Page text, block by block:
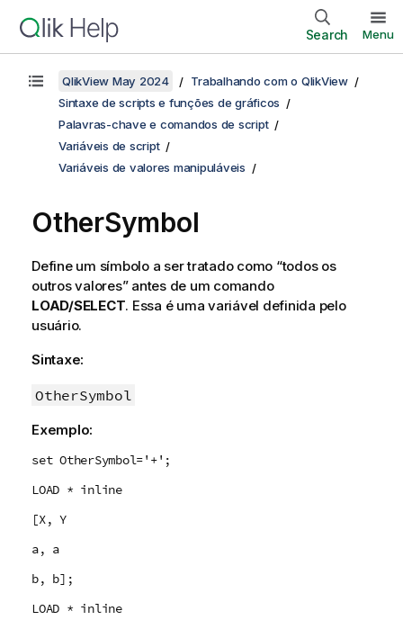
Search Menu
QlikView May 2024
Trabalhando com o QlikView
Sintaxe de scripts e funções de gráficos
Palavras-chave e comandos de script
Variáveis de script
Variáveis de valores manipuláveis
OtherSymbol
Define um símbolo a ser tratado como “todos os
outros valores” antes de um comando
LOAD/SELECT. Essa é uma variável definida pelo
usuário.
Sintaxe:
OtherSymbol
Exemplo:
set OtherSymbol='+';
LOAD * inline
[X, Y
a, a
b, b];
LOAD * inline